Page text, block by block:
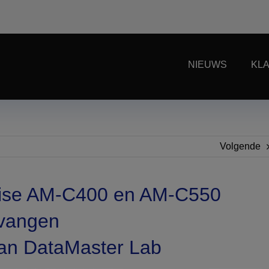
NIEUWS
Volgende
AM-C400 en AM-C550
DataMaster Lab